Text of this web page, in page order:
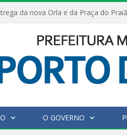
da nova Orla e da Praça do
O GOVERNO